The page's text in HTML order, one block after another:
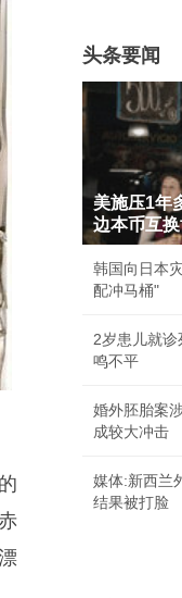
头条要闻
美施压1年
边本币互
韩国向日本
配冲马桶"
2岁患儿就
鸣不平
婚外胚胎案
成较大冲击
媒体:新西兰
结果被打脸